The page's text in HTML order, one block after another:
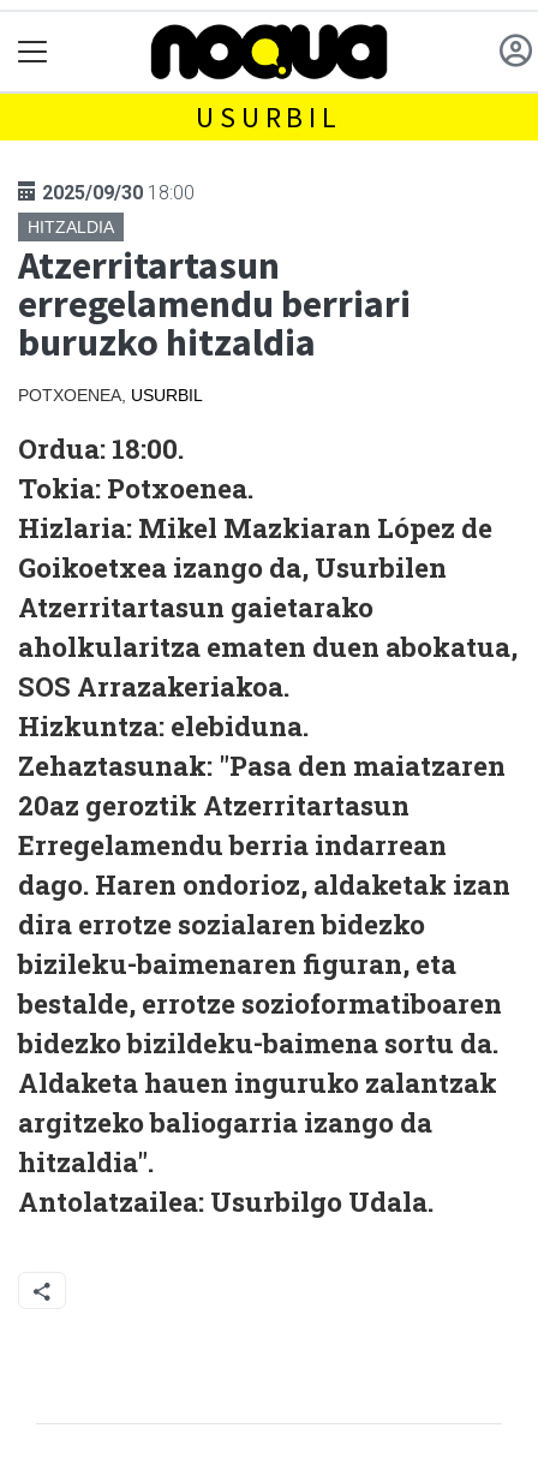
USURBIL
2025/09/30 18:00
HITZALDIA
Atzerritartasun
erregelamendu berriari
buruzko hitzaldia
POTXOENEA, USURBIL
Ordua: 18:00.
Tokia: Potxoenea.
Hizlaria: Mikel Mazkiaran López de
Goikoetxea izango da, Usurbilen
Atzerritartasun gaietarako
aholkularitza ematen duen abokatua,
SOS Arrazakeriakoa.
Hizkuntza: elebiduna.
Zehaztasunak: "Pasa den maiatzaren
20az geroztik Atzerritartasun
Erregelamendu berria indarrean
dago. Haren ondorioz, aldaketak izan
dira errotze sozialaren bidezko
bizileku-baimenaren figuran, eta
bestalde, errotze sozioformatiboaren
bidezko bizildeku-baimena sortu da.
Aldaketa hauen inguruko zalantzak
argitzeko baliogarria izango da
hitzaldia".
Antolatzailea: Usurbilgo Udala.